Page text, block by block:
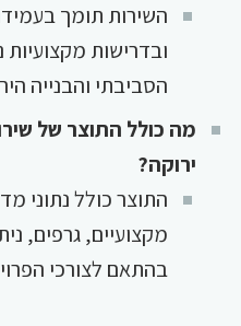
ובדרישות
הסביבתי והבנייה
מה כולל התוצר של
ירוקה?
התוצר כולל נתוני
מקצועיים, גרפים,
בהתאם לצורכי